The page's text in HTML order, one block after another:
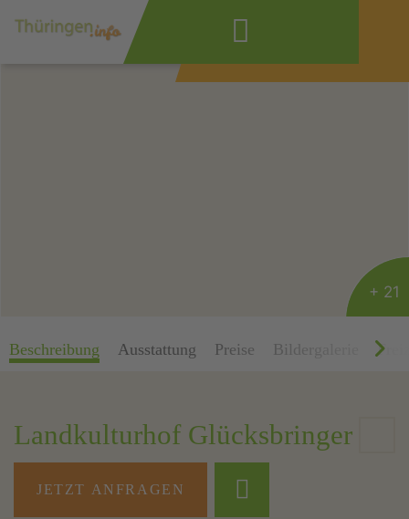
Wonach suchen
+ 21
Beschreibung Ausstattung Preise Bildergalerie
Landkulturhof Glücksbringer
JETZT ANFRAGEN